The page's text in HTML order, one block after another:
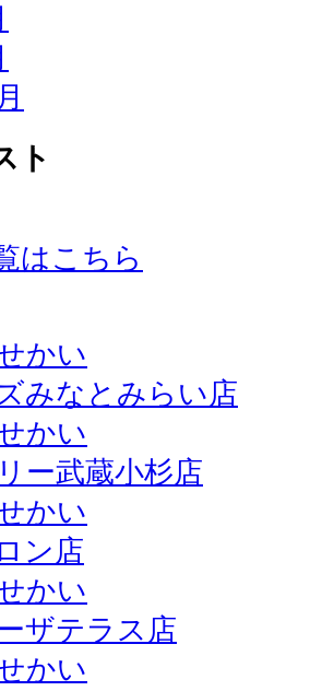
ト
はこちら
かい
みなとみらい店
かい
ー武蔵小杉店
かい
ン店
かい
ザテラス店
かい